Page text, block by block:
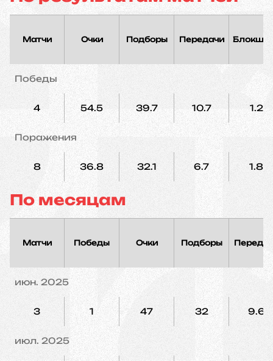
Матчи Очки Подборы Передачи
Победы
4 54.5 39.7 10.7 1.2
Поражения
8 36.8 32.1 6.7 1.8
По месяцам
Матчи Победы Очки Подборы
июн. 2025
3 1 47 32 9.6
июл. 2025